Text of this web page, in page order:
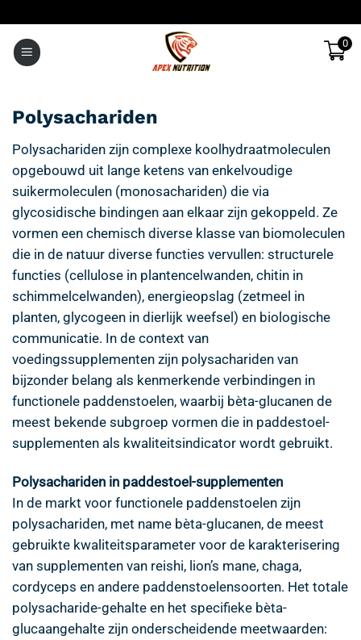
inhoud
0
Polysachariden
Polysachariden zijn complexe koolhydraatmoleculen
opgebouwd uit lange ketens van enkelvoudige
suikermoleculen (monosachariden) die via
glycosidische bindingen aan elkaar zijn gekoppeld. Ze
vormen een chemisch diverse klasse van biomoleculen
die in de natuur diverse functies vervullen: structurele
functies (cellulose in plantencelwanden, chitin in
schimmelcelwanden), energieopslag (zetmeel in
planten, glycogeen in dierlijk weefsel) en biologische
communicatie. In de context van
voedingssupplementen zijn polysachariden van
bijzonder belang als kenmerkende verbindingen in
functionele paddenstoelen, waarbij bèta-glucanen de
meest bekende subgroep vormen die in paddestoel-
supplementen als kwaliteitsindicator wordt gebruikt.
Polysachariden in paddestoel-supplementen
In de markt voor functionele paddenstoelen zijn
polysachariden, met name bèta-glucanen, de meest
gebruikte kwaliteitsparameter voor de karakterisering
van supplementen van reishi, lion’s mane, chaga,
cordyceps en andere paddenstoelensoorten. Het totale
polysacharide-gehalte en het specifieke bèta-
glucaangehalte zijn onderscheidende meetwaarden: